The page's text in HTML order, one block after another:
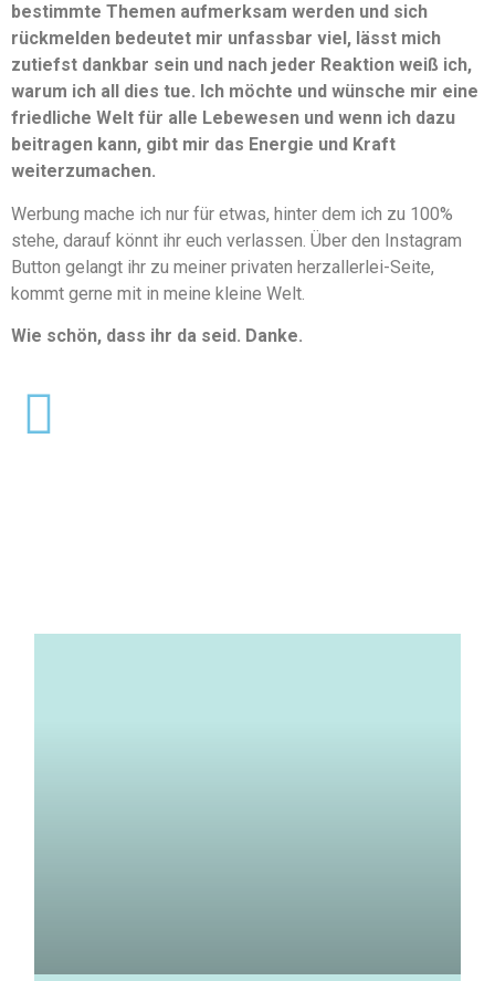
bestimmte Themen aufmerksam werden und sich
rückmelden bedeutet mir unfassbar viel, lässt mich
zutiefst dankbar sein und nach jeder Reaktion weiß ich,
warum ich all dies tue. Ich möchte und wünsche mir eine
friedliche Welt für alle Lebewesen und wenn ich dazu
beitragen kann, gibt mir das Energie und Kraft
weiterzumachen.
Werbung mache ich nur für etwas, hinter dem ich zu 100%
stehe, darauf könnt ihr euch verlassen. Über den Instagram
Button gelangt ihr zu meiner privaten herzallerlei-Seite,
kommt gerne mit in meine kleine Welt.
Wie schön, dass ihr da seid. Danke.